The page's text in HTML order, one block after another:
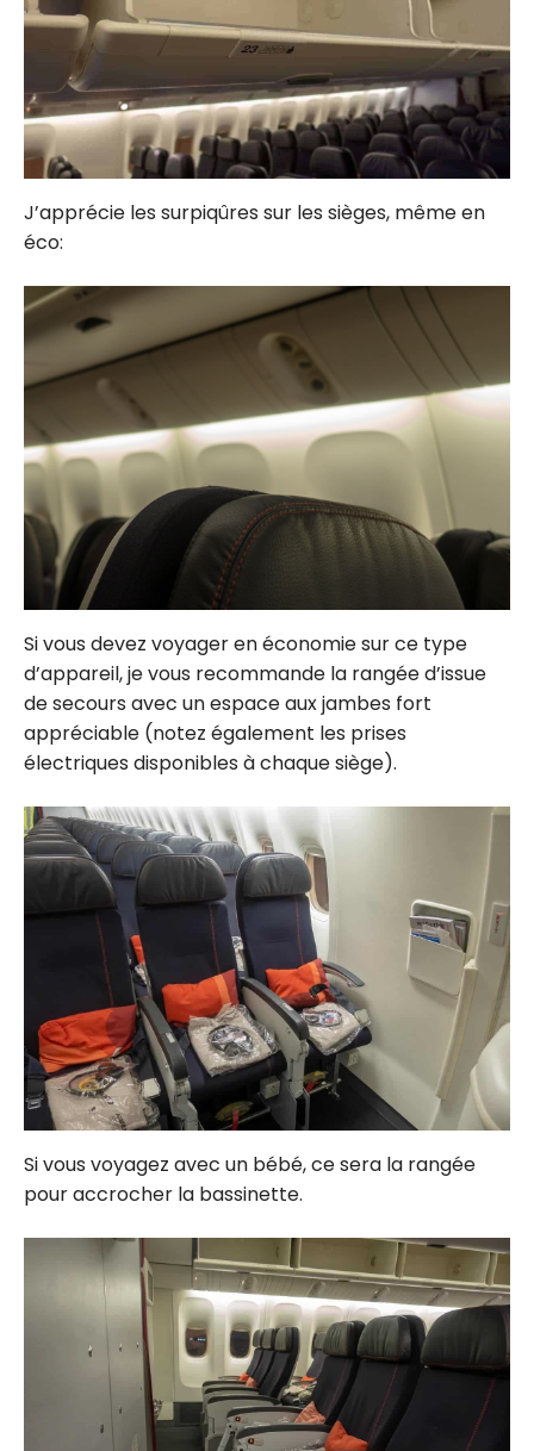
J’apprécie les surpiqûres sur les sièges, même en
éco:
Si vous devez voyager en économie sur ce type
d’appareil, je vous recommande la rangée d’issue
de secours avec un espace aux jambes fort
appréciable (notez également les prises
électriques disponibles à chaque siège).
Si vous voyagez avec un bébé, ce sera la rangée
pour accrocher la bassinette.